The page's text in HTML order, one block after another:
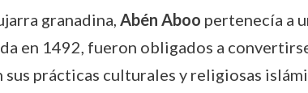
granadina, Abén Aboo pertenecía a
en 1492, fueron obligados a
prácticas culturales y religiosas